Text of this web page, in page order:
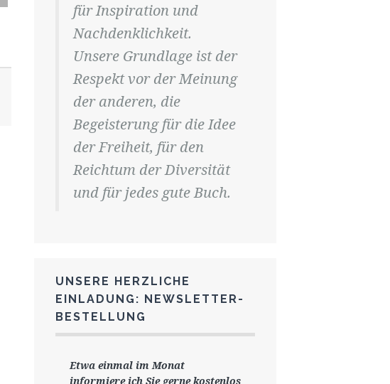
für Inspiration und
Nachdenklichkeit.
Unsere Grundlage ist der
Respekt vor der Meinung
der anderen, die
Begeisterung für die Idee
der Freiheit, für den
Reichtum der Diversität
und für jedes gute Buch.
UNSERE HERZLICHE
EINLADUNG: NEWSLETTER-
BESTELLUNG
Etwa einmal im Monat
informiere ich Sie gernekostenlos